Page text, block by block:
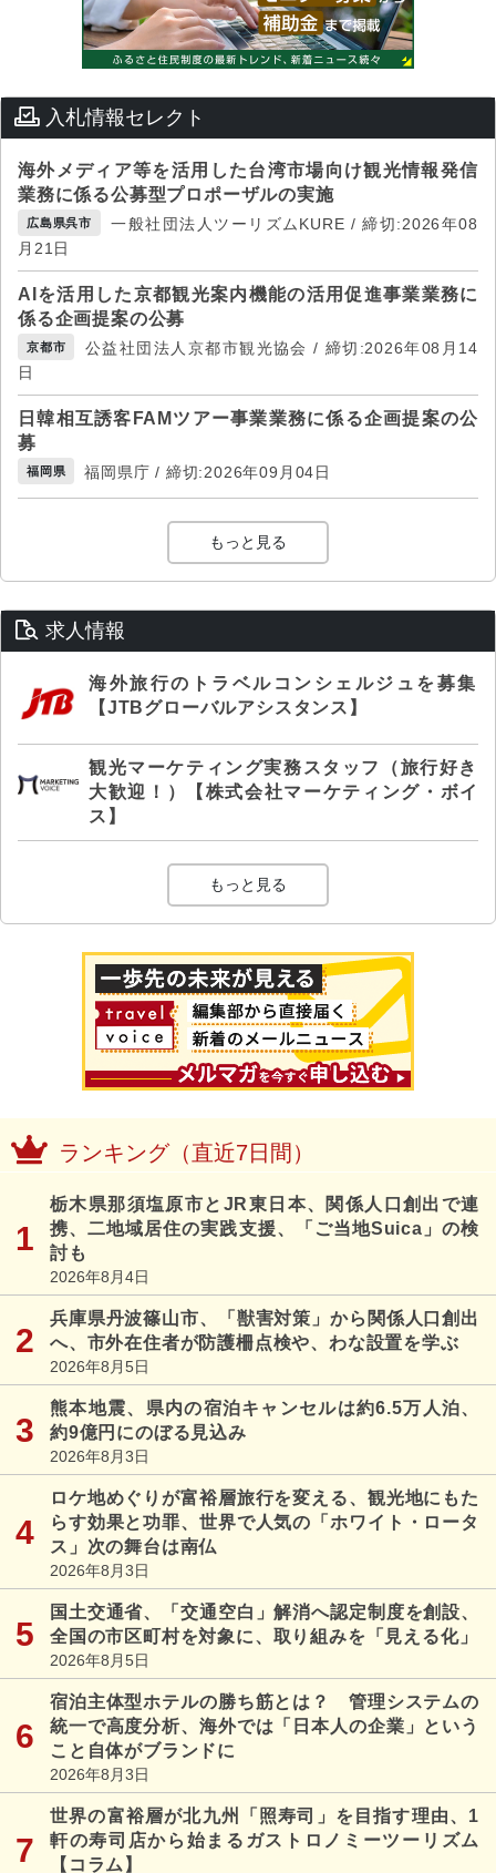
入札情報セレクト
海外メディア等を活用した台湾市場向け観光情報発信
業務に係る公募型プロポーザルの実施
広島県呉市
一般社団法人ツーリズムKURE / 締切:2026年08
月21日
AIを活用した京都観光案内機能の活用促進事業業務に
係る企画提案の公募
京都市
公益社団法人京都市観光協会 / 締切:2026年08月14
日
日韓相互誘客FAMツアー事業業務に係る企画提案の公
募
福岡県 福岡県庁 / 締切:2026年09月04日
もっと見る
求人情報
海外旅行のトラベルコンシェルジュを募集
【JTBグローバルアシスタンス】
観光マーケティング実務スタッフ（旅行好き
大歓迎！）【株式会社マーケティング・ボイ
ス】
もっと見る
ランキング（直近7日間）
栃木県那須塩原市とJR東日本、関係人口創出で連
携、二地域居住の実践支援、「ご当地Suica」の検
討も
2026年8月4日
兵庫県丹波篠山市、「獣害対策」から関係人口創出
へ、市外在住者が防護柵点検や、わな設置を学ぶ
2026年8月5日
熊本地震、県内の宿泊キャンセルは約6.5万人泊、
約9億円にのぼる見込み
2026年8月3日
ロケ地めぐりが富裕層旅行を変える、観光地にもた
らす効果と功罪、世界で人気の「ホワイト・ロータ
ス」次の舞台は南仏
2026年8月3日
国土交通省、「交通空白」解消へ認定制度を創設、
全国の市区町村を対象に、取り組みを「見える化」
2026年8月5日
宿泊主体型ホテルの勝ち筋とは？ 管理システムの
統一で高度分析、海外では「日本人の企業」という
こと自体がブランドに
2026年8月3日
世界の富裕層が北九州「照寿司」を目指す理由、1
軒の寿司店から始まるガストロノミーツーリズム
【コラム】